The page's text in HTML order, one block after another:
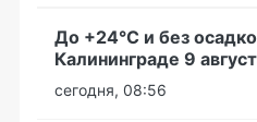
До +24°С и без
Калининграде 9
сегодня, 08:56